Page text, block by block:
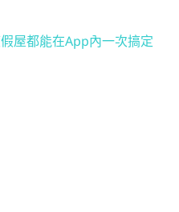
屋都能在App內一次搞定